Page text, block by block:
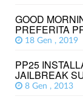
GOOD
PREFERITA
18 Gen , 2019
PP25
JAILBREAK
8 Gen , 2013